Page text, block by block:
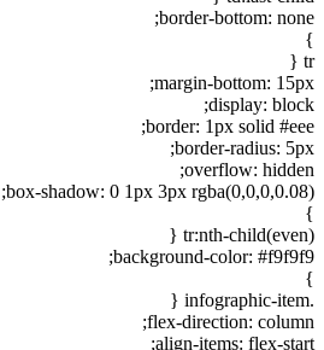
border-bottom: none;
}
tr {
margin-bottom: 15px;
display: block;
border: 1px solid #eee;
border-radius: 5px;
overflow: hidden;
box-shadow: 0 1px 3px rgba(0,0,0,0.08);
}
tr:nth-child(even) {
background-color: #f9f9f9;
}
.infographic-item {
flex-direction: column;
align-items: flex-start;